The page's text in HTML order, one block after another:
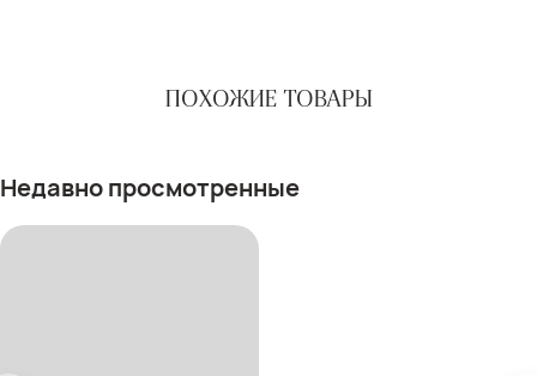
ПОХОЖИЕ ТОВАРЫ
Недавно просмотренные